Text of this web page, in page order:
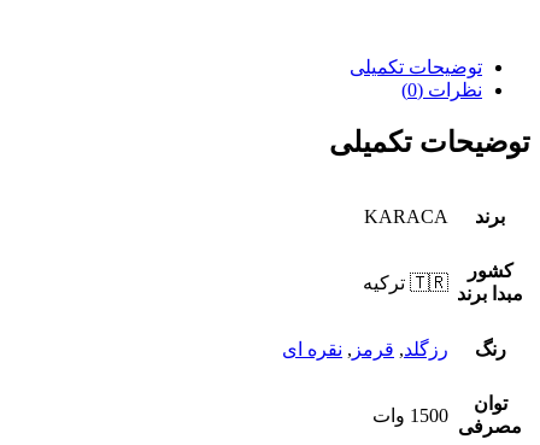
توضیحات تکمیلی
نظرات (0)
توضیحات تکمیلی
برند KARACA
کشور
مبدا برند
🇹🇷 ترکیه
رنگ رزگلد, قرمز , نقره ای
توان
مصرفی
1500 وات